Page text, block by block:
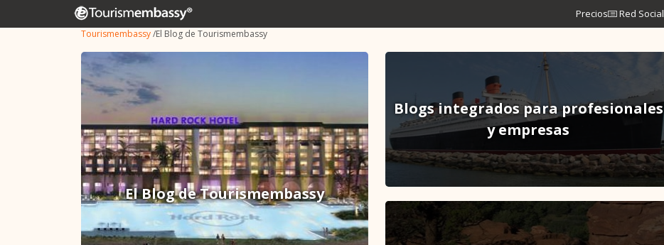
Precios Red Social
Tourismembassy/El Blog de Tourismembassy
El Blog de Tourismembassy
Blogs integrados para profesionales
y empresas